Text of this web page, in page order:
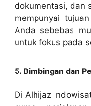
dokumentasi, dan
mempunyai
Anda sebebas
untuk fokus pada
5. Bimbingan dan
Di Alhijaz